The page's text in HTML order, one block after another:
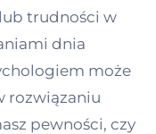
trudności w
dnia
może
rozwiązaniu
pewności, czy